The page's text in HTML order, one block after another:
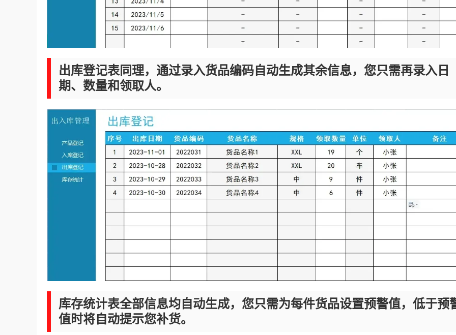
出库登记表同理，通过录入货品编码自动生成其余信息，您只需再录入日
期、数量和领取人。
库存统计表全部信息均自动生成，您只需为每件货品设置预警值，低于预
值时将自动提示您补货。